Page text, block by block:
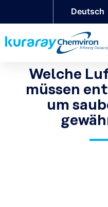
Deutsch
Welche
müssen
um